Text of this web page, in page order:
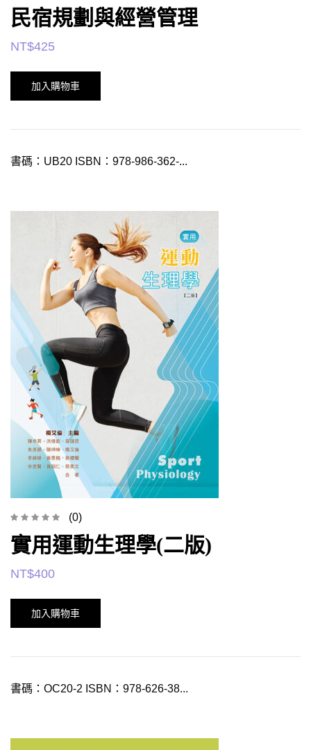
民宿規劃與經營管理
NT$425
加入購物車
書碼：UB20 ISBN：978-986-362-...
(0)
實用運動生理學(二版)
NT$400
加入購物車
書碼：OC20-2 ISBN：978-626-38...